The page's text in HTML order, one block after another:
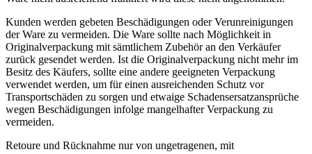
Kunden werden gebeten Beschädigungen oder Verunreinigungen
der Ware zu vermeiden. Die Ware sollte nach Möglichkeit in
Originalverpackung mit sämtlichem Zubehör an den Verkäufer
zurück gesendet werden. Ist die Originalverpackung nicht mehr im
Besitz des Käufers, sollte eine andere geeigneten Verpackung
verwendet werden, um für einen ausreichenden Schutz vor
Transportschäden zu sorgen und etwaige Schadensersatzansprüche
wegen Beschädigungen infolge mangelhafter Verpackung zu
vermeiden.
Retoure und Rücknahme nur von ungetragenen, mit